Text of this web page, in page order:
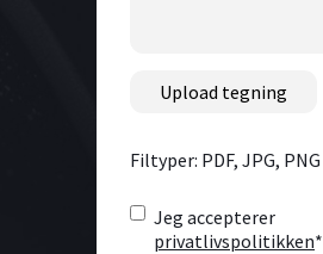
Filtyper: PDF, JPG, PNG
Consent*
Jeg accepterer
privatlivspolitikken*